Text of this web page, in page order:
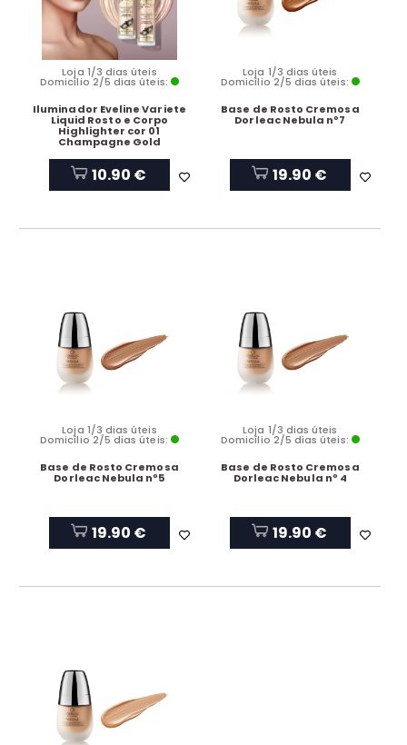
Loja 1/3 dias úteis
Domicílio 2/5 dias úteis:
Iluminador Eveline Variete
Liquid Rosto e Corpo
Highlighter cor 01
Champagne Gold
10.90 €
Loja 1/3 dias úteis
Domicílio 2/5 dias úteis:
Base de Rosto Cremosa
Dorleac Nebula nº7
19.90 €
Loja 1/3 dias úteis
Domicílio 2/5 dias úteis:
Base de Rosto Cremosa
Dorleac Nebula nº5
19.90 €
Loja 1/3 dias úteis
Domicílio 2/5 dias úteis:
Base de Rosto Cremosa
Dorleac Nebula nº 4
19.90 €